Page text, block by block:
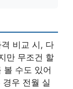
비교 시, 다
만 무조건 할
볼 수도 있어
우 전월 실